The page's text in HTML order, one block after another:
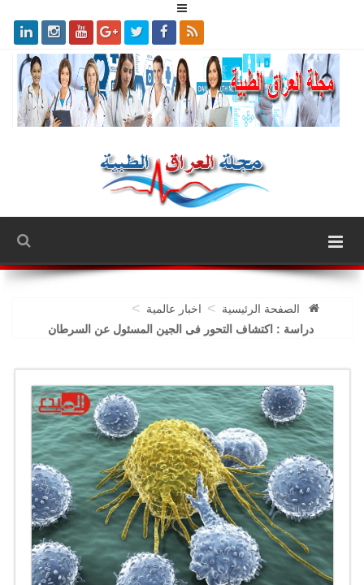
الصفحة الرئيسية > اخبار عالمية >
دراسة : اكتشاف التحور فى الجين المسئول عن السرطان